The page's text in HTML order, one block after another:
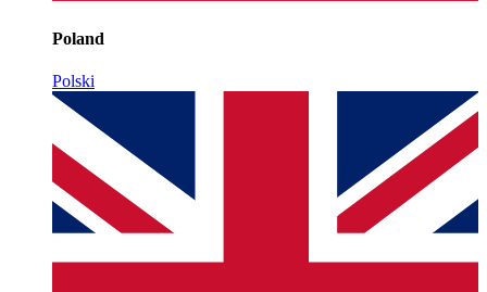
Poland
Polski